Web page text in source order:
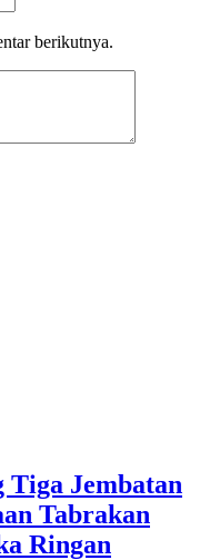
berikutnya.
Tiga Jembatan
Tabrakan
Ringan